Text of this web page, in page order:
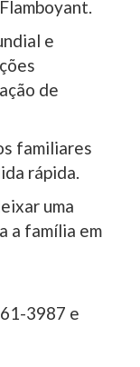
e
de
familiares
rápida.
uma
a família em
3987 e